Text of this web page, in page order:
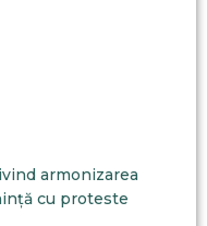
armonizarea
cu proteste